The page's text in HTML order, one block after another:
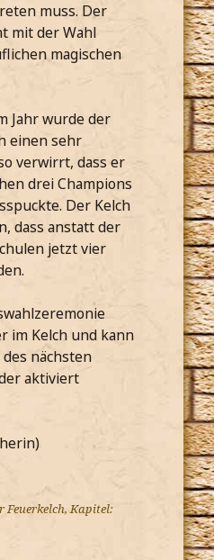
muss. Der
mit der Wahl
magischen
Jahr wurde der
einen sehr
verwirrt, dass er
drei Champions
Der Kelch
dass anstatt der
jetzt vier
im Kelch und kann
nächsten
aktiviert
Kapitel: